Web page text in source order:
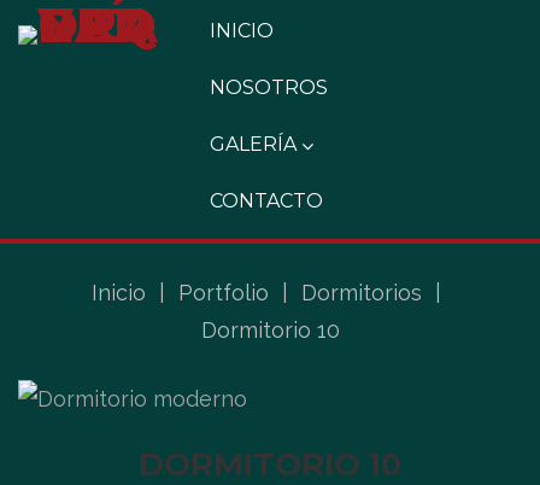
INICIO
NOSOTROS
GALERÍA
CONTACTO
Inicio Portfolio Dormitorios
Dormitorio 10
DORMITORIO 10